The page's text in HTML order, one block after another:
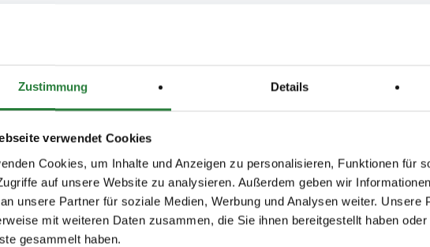
Zustimmung Details
verwendet Cookies
Cookies, um Inhalte und Anzeigen zu personalisieren, Funktionen für
auf unsere Website zu analysieren. Außerdem geben wir
unsere Partner für soziale Medien, Werbung und Analysen weiter. Unsere
mit weiteren Daten zusammen, die Sie ihnen bereitgestellt haben
gesammelt haben.
a. Unter www.turnierbuero-schaefer.de bzw. nennung-online.de -Teilnehmerinformation -
Sie ein Formular "Anwesenheitsnachweis". Dieses ist Bestandteil der Nennung/
und MUSS zwingend von jedem Reiter/Begleiter unterschrieben und bei Betreten des
Turniergeländes (Anreise) an der Eingangskontrolle abgegeben werden. Ohne Vorlage
Formulars ist kein Start möglich. Hier erfolgt dann die Ausgabe der Tagesbänder sowie
Mund-/Nasenschutz, sofern dieser nichtvon jedem selbst mitgebracht wird.
b. Es ist pro Reiter nur 1 Pferdepfleger zugelassen.